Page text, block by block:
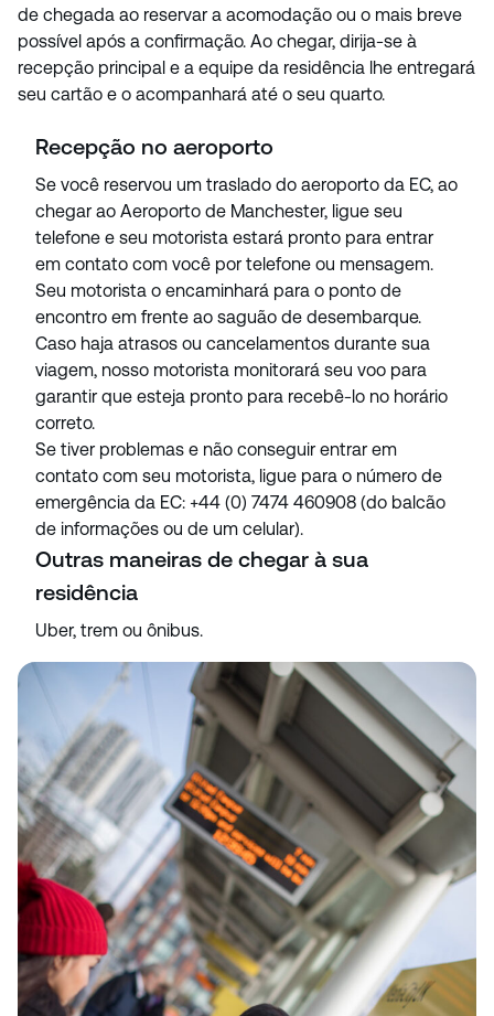
de chegada ao reservar a acomodação ou o mais breve
possível após a confirmação. Ao chegar, dirija-se à
recepção principal e a equipe da residência lhe entregará
seu cartão e o acompanhará até o seu quarto.
Recepção no aeroporto
Se você reservou um traslado do aeroporto da EC, ao
chegar ao Aeroporto de Manchester, ligue seu
telefone e seu motorista estará pronto para entrar
em contato com você por telefone ou mensagem.
Seu motorista o encaminhará para o ponto de
encontro em frente ao saguão de desembarque.
Caso haja atrasos ou cancelamentos durante sua
viagem, nosso motorista monitorará seu voo para
garantir que esteja pronto para recebê-lo no horário
correto.
Se tiver problemas e não conseguir entrar em
contato com seu motorista, ligue para o número de
emergência da EC: +44 (0) 7474 460908 (do balcão
de informações ou de um celular).
Outras maneiras de chegar à sua
residência
Uber, trem ou ônibus.